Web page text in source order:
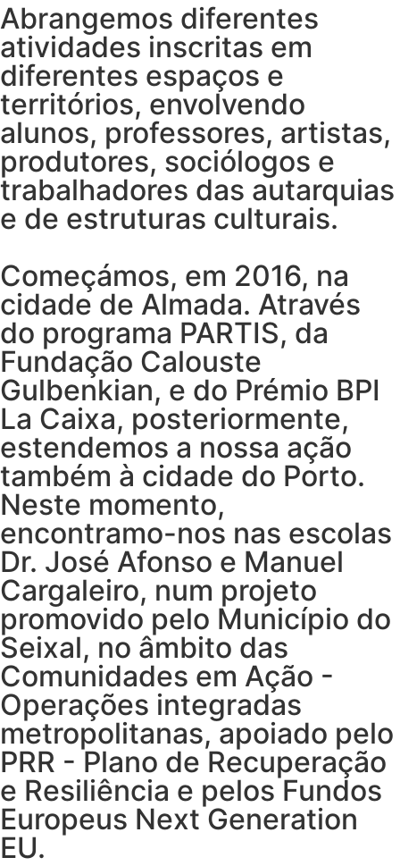
Abrangemos diferentes
atividades inscritas em
diferentes espaços e
territórios, envolvendo
alunos, professores, artistas,
produtores, sociólogos e
trabalhadores das autarquias
e de estruturas culturais.
Começámos, em 2016, na
cidade de Almada. Através
do programa PARTIS, da
Fundação Calouste
Gulbenkian, e do Prémio BPI
La Caixa, posteriormente,
estendemos a nossa ação
também à cidade do Porto.
Neste momento,
encontramo-nos nas escolas
Dr. José Afonso e Manuel
Cargaleiro, num projeto
promovido pelo Município do
Seixal, no âmbito das
Comunidades em Ação -
Operações integradas
metropolitanas, apoiado pelo
PRR - Plano de Recuperação
e Resiliência e pelos Fundos
Europeus Next Generation
EU.